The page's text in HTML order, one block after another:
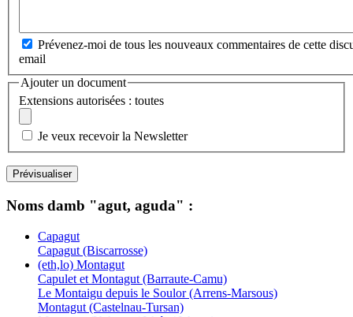
Prévenez-moi de tous les nouveaux commentaires de cette
email
Ajouter un document
Extensions autorisées : toutes
Je veux recevoir la Newsletter
Noms damb "agut, aguda" :
Capagut
Capagut (Biscarrosse)
(eth,lo) Montagut
Capulet et Montagut (Barraute-Camu)
Le Montaigu depuis le Soulor (Arrens-Marsous)
Montagut (Castelnau-Tursan)